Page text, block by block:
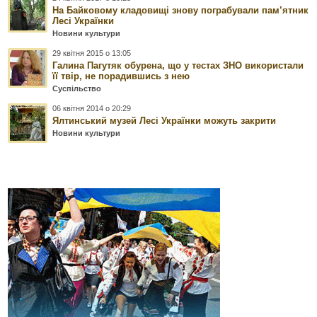
На Байковому кладовищі знову пограбували пам’ятник
Лесі Українки
Новини культури
29 квітня 2015 о 13:05
Галина Пагутяк обурена, що у тестах ЗНО використали
її твір, не порадившись з нею
Суспільство
06 квітня 2014 о 20:29
Ялтинський музей Лесі Українки можуть закрити
Новини культури